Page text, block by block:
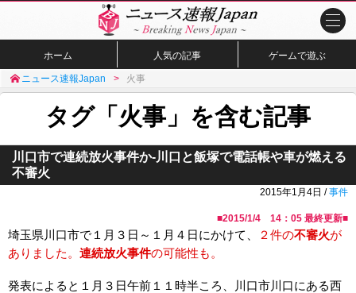
ホーム 人気の記事 ゲームで遊ぶ
ニュース速報Japan 火事
タグ「火事」を含む記事
川口市で連続放火事件か-川口と飯塚で電話帳や車が燃える
不審火
2015年1月4日 /事件
■2015/1/4 14：05 最終更新■
埼玉県川口市で１月３日～１月４日にかけて、 ２件の不審火が
ありました。 連続放火事件の可能性も。
発表によると１月３日午前１１時半ころ、川口市川口にある西